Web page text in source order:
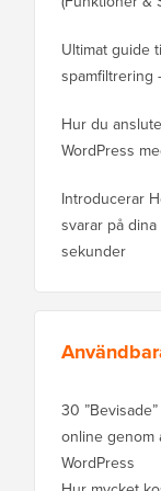
Ultimat guide
spamfiltrering
Hur du
WordPress
Introducerar
svarar på
sekunder
30
online genom
WordPress